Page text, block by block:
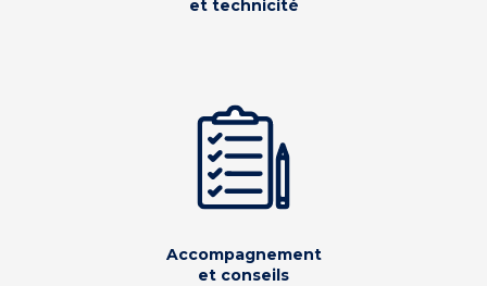
et technicité
Accompagnement
et conseils